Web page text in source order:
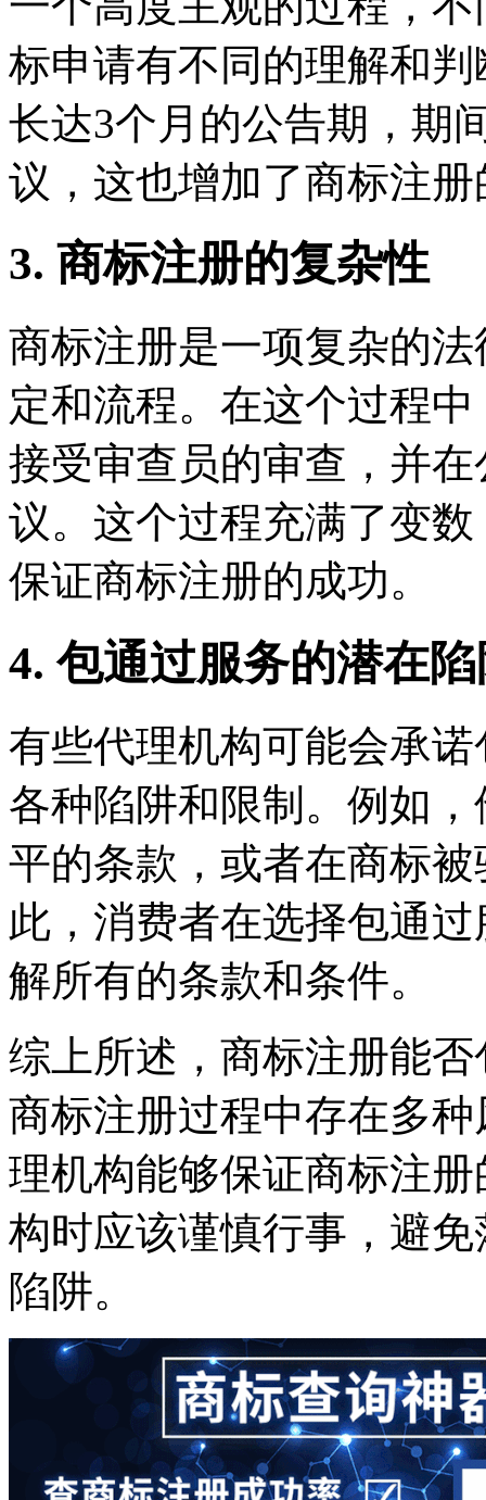
标申请有不同的理解和
长达3个月的公告期，期
议，这也增加了商标注
3. 商标注册的复杂性
商标注册是一项复杂的
定和流程。在这个过程
接受审查员的审查，并
议。这个过程充满了变
保证商标注册的成功。
4. 包通过服务的潜在
有些代理机构可能会承
各种陷阱和限制。例如
平的条款，或者在商标
此，消费者在选择包通
解所有的条款和条件。
综上所述，商标注册能
商标注册过程中存在多
理机构能够保证商标注
构时应该谨慎行事，避
陷阱。